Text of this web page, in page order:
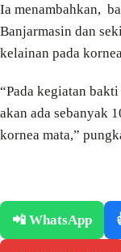
Ia menambahkan,
Banjarmasin dan
kelainan pada
“Pada kegiatan
akan ada sebanyak
kornea mata,”
📲 WhatsApp